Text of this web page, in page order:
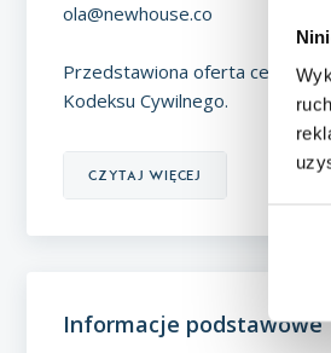
ola@newhouse.co
Przedstawiona oferta cenowa
Kodeksu Cywilnego.
czytaj więcej
Informacje podstawowe